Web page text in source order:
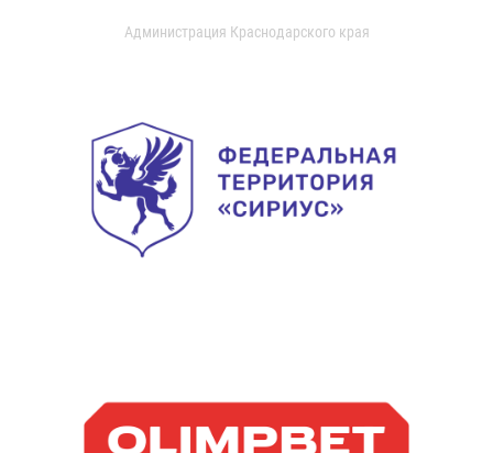
Администрация Краснодарского края